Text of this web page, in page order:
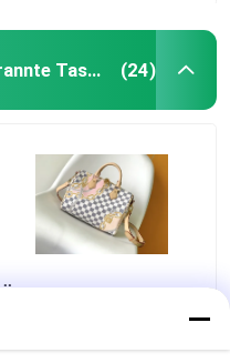
Kundenspezifische eingebrannte Taschen (24)
Überzogenes